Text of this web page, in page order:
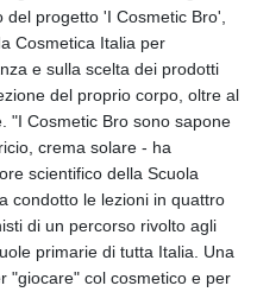
progetto 'I Cosmetic Bro',
Cosmetica Italia per
e sulla scelta dei prodotti
del proprio corpo, oltre al
"I Cosmetic Bro sono sapone
crema solare - ha
scientifico della Scuola
condotto le lezioni in quattro
di un percorso rivolto agli
primarie di tutta Italia. Una
"giocare" col cosmetico e per